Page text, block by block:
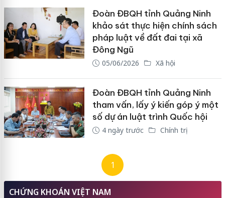
Đoàn ĐBQH tỉnh Quảng Ninh
khảo sát thực hiện chính sách
pháp luật về đất đai tại xã
Đông Ngũ
05/06/2026 Xã hội
Đoàn ĐBQH tỉnh Quảng Ninh
tham vấn, lấy ý kiến góp ý một
số dự án luật trình Quốc hội
4 ngày trước Chính trị
1
CHỨNG KHOÁN VIỆT NAM